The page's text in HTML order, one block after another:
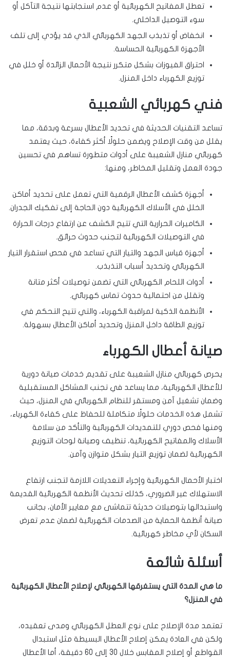
تعطل المفاتيح الكهربائية أو عدم استجابتها نتيجة التآكل أو
سوء التوصيل الداخلي.
انخفاض أو تذبذب الجهد الكهربائي الذي قد يؤدي إلى تلف
الأجهزة الكهربائية الحساسة.
احتراق الفيوزات بشكل متكرر نتيجة الأحمال الزائدة أو خلل في
توزيع الكهرباء داخل المنزل.
فني كهربائي الشعبية
تساعد التقنيات الحديثة في تحديد الأعطال بسرعة وبدقة، مما
يقلل من وقت الإصلاح ويضمن حلولًا أكثر كفاءة، حيث يعتمد
كهربائي منازل الشعيبة على أدوات متطورة تساهم في تحسين
جودة العمل وتقليل المخاطر، ومنها:
أجهزة كشف الأعطال الرقمية التي تعمل على تحديد أماكن
الخلل في الأسلاك الكهربائية دون الحاجة إلى تفكيك الجدران.
الكاميرات الحرارية التي تتيح الكشف عن ارتفاع درجات الحرارة
في التوصيلات الكهربائية لتجنب حدوث حرائق.
أجهزة قياس الجهد والتيار التي تساعد في فحص استقرار التيار
الكهربائي وتحديد أسباب التذبذب.
أدوات اللحام الكهربائي التي تضمن توصيلات أكثر متانة
وتقلل من احتمالية حدوث تماس كهربائي.
الأنظمة الذكية لمراقبة الكهرباء، والتي تتيح التحكم في
توزيع الطاقة داخل المنزل وتحديد أماكن الأعطال بسهولة.
صيانة أعطال الكهرباء
يحرص كهربائي منازل الشعيبة على تقديم خدمات صيانة دورية
للأعطال الكهربائية، مما يساعد في تجنب المشاكل المستقبلية
وضمان تشغيل آمن ومستقر للنظام الكهربائي في المنزل، حيث
تشمل هذه الخدمات حلولًا متكاملة للحفاظ على كفاءة الكهرباء،
ومنها فحص دوري للتمديدات الكهربائية والتأكد من سلامة
الأسلاك والمفاتيح الكهربائية، تنظيف وصيانة لوحات التوزيع
الكهربائية لضمان توزيع التيار بشكل متوازن وآمن.
اختبار الأحمال الكهربائية وإجراء التعديلات اللازمة لتجنب ارتفاع
الاستهلاك غير الضروري، كذلك تحديث الأنظمة الكهربائية القديمة
واستبدالها بتوصيلات حديثة تتماشى مع معايير الأمان، بجانب
صيانة أنظمة الحماية من الصدمات الكهربائية لضمان عدم تعرض
السكان لأي مخاطر كهربائية.
أسئلة شائعة
ما هي المدة التي يستغرقها الكهربائي لإصلاح الأعطال الكهربائية
في المنزل؟
تعتمد مدة الإصلاح على نوع العطل الكهربائي ومدى تعقيده،
ولكن في العادة يمكن إصلاح الأعطال البسيطة مثل استبدال
القواطع أو إصلاح المقابس خلال 30 إلى 60 دقيقة، أما الأعطال